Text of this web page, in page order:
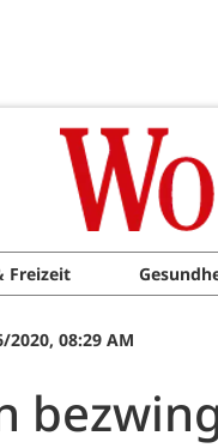
Freizeit
2020, 08:29 AM